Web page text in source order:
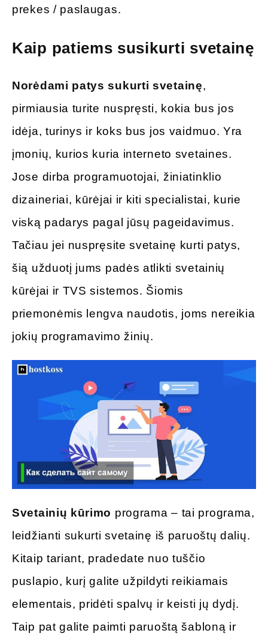
prekes / paslaugas.
Kaip patiems susikurti svetainę
Norėdami patys sukurti svetainę,
pirmiausia turite nuspręsti, kokia bus jos
idėja, turinys ir koks bus jos vaidmuo. Yra
įmonių, kurios kuria interneto svetaines.
Jose dirba programuotojai, žiniatinklio
dizaineriai, kūrėjai ir kiti specialistai, kurie
viską padarys pagal jūsų pageidavimus.
Tačiau jei nuspręsite svetainę kurti patys,
šią užduotį jums padės atlikti svetainių
kūrėjai ir TVS sistemos. Šiomis
priemonėmis lengva naudotis, joms nereikia
jokių programavimo žinių.
Svetainių kūrimo programa – tai programa,
leidžianti sukurti svetainę iš paruoštų dalių.
Kitaip tariant, pradedate nuo tuščio
puslapio, kurį galite užpildyti reikiamais
elementais, pridėti spalvų ir keisti jų dydį.
Taip pat galite paimti paruoštą šabloną ir